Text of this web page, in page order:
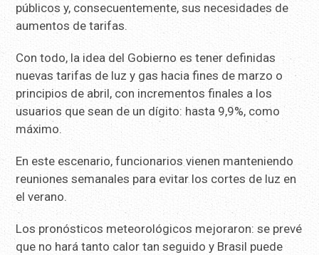
públicos y, consecuentemente, sus necesidades de
aumentos de tarifas.
Con todo, la idea del Gobierno es tener definidas
nuevas tarifas de luz y gas hacia fines de marzo o
principios de abril, con incrementos finales a los
usuarios que sean de un dígito: hasta 9,9%, como
máximo.
En este escenario, funcionarios vienen manteniendo
reuniones semanales para evitar los cortes de luz en
el verano.
Los pronósticos meteorológicos mejoraron: se prevé
que no hará tanto calor tan seguido y Brasil puede